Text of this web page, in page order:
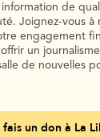
de
Joignez-vous à
engagement
un
de nouvelles
fais un don à La